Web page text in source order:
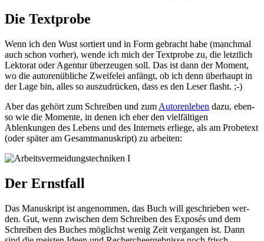
Die Textprobe
Wenn ich den Wust sor­tiert und in Form gebracht habe (manch­mal
auch schon vor­her), wen­de ich mich der Textprobe zu, die letzt­lich
Lektorat oder Agentur über­zeu­gen soll. Das ist dann der Moment,
wo die autoren­üb­li­che Zweifelei anfängt, ob ich denn über­haupt in
der Lage bin, alles so aus­zu­drü­cken, dass es den Leser flasht. ;-)
Aber das gehört zum Schreiben und zum Autorenleben dazu, eben­
so wie die Momente, in denen ich eher den viel­fäl­ti­gen
Ablenkungen des Lebens und des Internets erlie­ge, als am Probetext
(oder spä­ter am Gesamtmanuskript) zu arbeiten:
Der Ernstfall
Das Manuskript ist ange­nom­men, das Buch will geschrie­ben wer­
den. Gut, wenn zwi­schen dem Schreiben des Exposés und dem
Schreiben des Buches mög­lichst wenig Zeit ver­gan­gen ist. Dann